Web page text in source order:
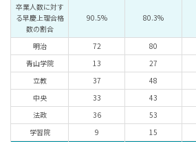
卒業人数に対す
る早慶上理合格
数の割合
90.5% 80.3%
明治 72 80
青山学院
13 27
立教
37 48
中央
33 43
法政
36 53
学習院
9 15